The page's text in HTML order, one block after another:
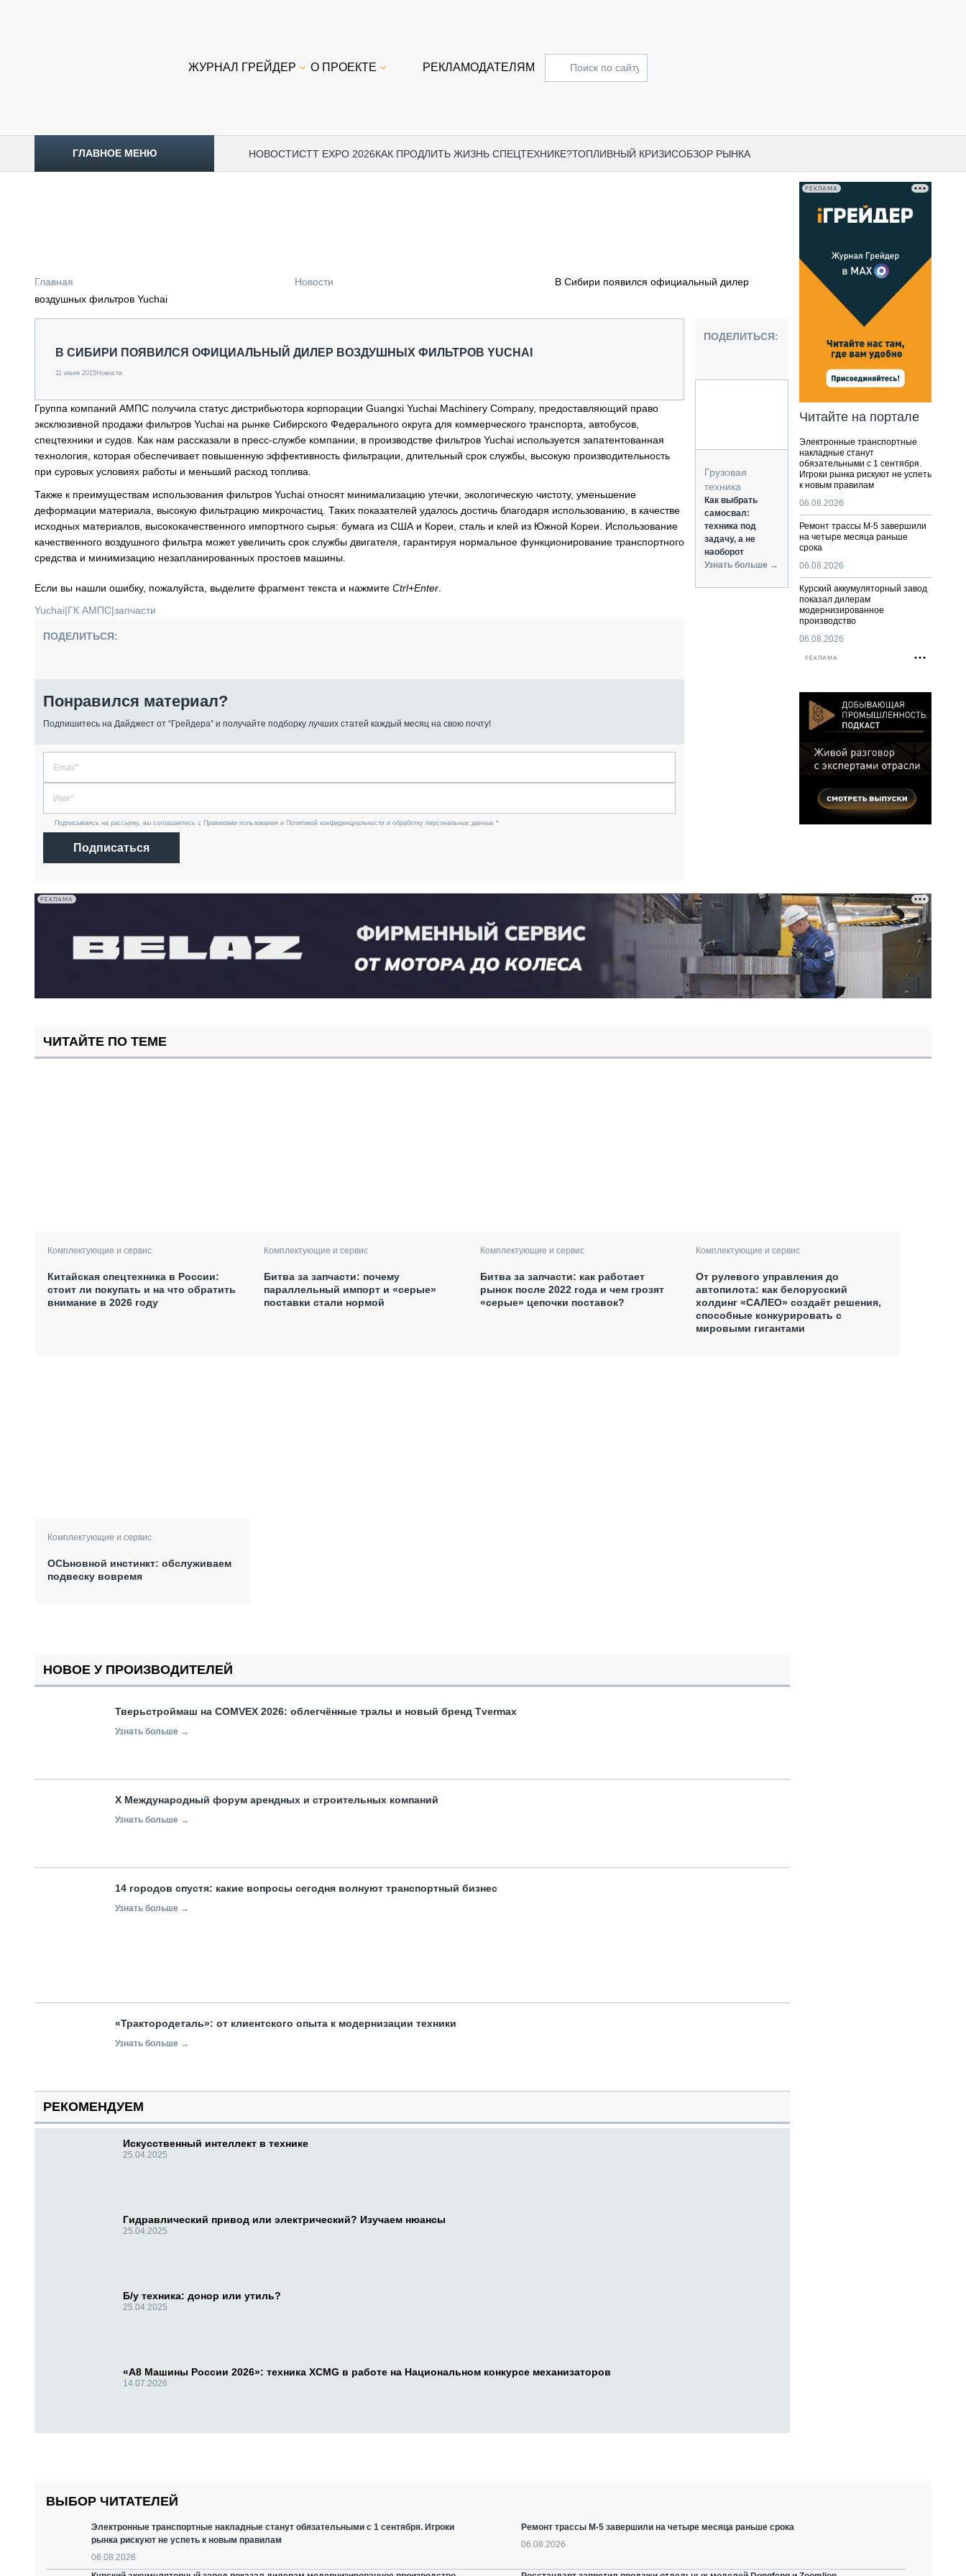
ЖУРНАЛ ГРЕЙДЕР О ПРОЕКТЕ РЕКЛАМОДАТЕЛЯМ
ГЛАВНОЕ МЕНЮ НОВОСТИCTT EXPO 2026КАК ПРОДЛИТЬ ЖИЗНЬ СПЕЦТЕХНИКЕ?ТОПЛИВНЫЙ КРИЗИСОБЗОР РЫНКА
ОБЗОР РЫНКА
ГРУЗОПЕРЕВОЗКИ
ИСПЫТАТЕЛИ
ТЕХНОЛОГИИ
ДОРОЖНАЯ ИНДУСТРИЯ
СЕРВИСМЕНЫ
ПОДЪЁМНАЯ ТЕХНИКА
ПАССАЖИРСКИЙ ТРАНСПОРТ
КАРЬЕРНАЯ ТЕХНИКА
ЛОГИСТИКА И СКЛАД
АВТОМАТИЗАЦИЯ И ТЕХНОЛОГИИ
Главная Новости
В Сибири появился официальный дилер
воздушных фильтров Yuchai
В СИБИРИ ПОЯВИЛСЯ ОФИЦИАЛЬНЫЙ ДИЛЕР ВОЗДУШНЫХ ФИЛЬТРОВ YUCHAI
11 июня 2015Новости
Группа компаний АМПС получила статус дистрибьютора корпорации Guangxi Yuchai Machinery Company, предоставляющий право
эксклюзивной продажи фильтров Yuchai на рынке Сибирского Федерального округа для коммерческого транспорта, автобусов,
спецтехники и судов. Как нам рассказали в пресс-службе компании, в производстве фильтров Yuchai используется запатентованная
технология, которая обеспечивает повышенную эффективность фильтрации, длительный срок службы, высокую производительность
при суровых условиях работы и меньший расход топлива.
Также к преимуществам использования фильтров Yuchai относят минимализацию утечки, экологическую чистоту, уменьшение
деформации материала, высокую фильтрацию микрочастиц. Таких показателей удалось достичь благодаря использованию, в качестве
исходных материалов, высококачественного импортного сырья: бумага из США и Кореи, сталь и клей из Южной Кореи. Использование
качественного воздушного фильтра может увеличить срок службы двигателя, гарантируя нормальное функционирование транспортного
средства и минимизацию незапланированных простоев машины.
Если вы нашли ошибку, пожалуйста, выделите фрагмент текста и нажмите Ctrl+Enter
Yuchai|ГК АМПС|запчасти
ПОДЕЛИТЬСЯ:
Понравился материал?
Подпишитесь на Дайджест от “Грейдера” и получайте подборку лучших статей каждый месяц на свою почту!
Подписываясь на рассылку, вы соглашаетесь с Правилами пользования и Политикой конфиденциальности и обработку персональных данных *
Подписаться
ПОДЕЛИТЬСЯ:
Грузовая
техника
Как выбрать
самосвал:
техника под
задачу, а не
наоборот
Узнать больше →
РЕКЛАМА
Читайте на портале
Электронные транспортные
накладные станут
обязательными с 1 сентября.
Игроки рынка рискуют не успеть
к новым правилам
06.08.2026
Ремонт трассы М-5 завершили
на четыре месяца раньше
срока
06.08.2026
Курский аккумуляторный завод
показал дилерам
модернизированное
производство
06.08.2026
РЕКЛАМА
РЕКЛАМА
ЧИТАЙТЕ ПО ТЕМЕ
Комплектующие и сервис
Китайская спецтехника в России:
стоит ли покупать и на что обратить
внимание в 2026 году
Комплектующие и сервис
Битва за запчасти: почему
параллельный импорт и «серые»
поставки стали нормой
Комплектующие и сервис
Битва за запчасти: как работает
рынок после 2022 года и чем грозят
«серые» цепочки поставок?
Комплектующие и сервис
От рулевого управления до
автопилота: как белорусский
холдинг «САЛЕО» создаёт решения,
способные конкурировать с
мировыми гигантами
Комплектующие и сервис
ОСЬновной инстинкт: обслуживаем
подвеску вовремя
НОВОЕ У ПРОИЗВОДИТЕЛЕЙ
Тверьстроймаш на COMVEX 2026: облегчённые тралы и новый бренд Tvermax
Узнать больше →
X Международный форум арендных и строительных компаний
Узнать больше →
14 городов спустя: какие вопросы сегодня волнуют транспортный бизнес
Узнать больше →
«Трактородеталь»: от клиентского опыта к модернизации техники
Узнать больше →
РЕКОМЕНДУЕМ
Искусственный интеллект в технике
25.04.2025
Гидравлический привод или электрический? Изучаем нюансы
25.04.2025
Б/у техника: донор или утиль?
25.04.2025
«А8 Машины России 2026»: техника XCMG в работе на Национальном конкурсе механизаторов
14.07.2026
ВЫБОР ЧИТАТЕЛЕЙ
Электронные транспортные накладные станут обязательными с 1 сентября. Игроки
рынка рискуют не успеть к новым правилам
06.08.2026
Ремонт трассы М-5 завершили на четыре месяца раньше срока
06.08.2026